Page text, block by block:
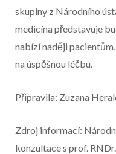
skupiny z Národního
medicína představuje
nabízí naději
na úspěšnou léčbu.
Připravila: Zuzana
Zdroj informací:
konzultace s prof.